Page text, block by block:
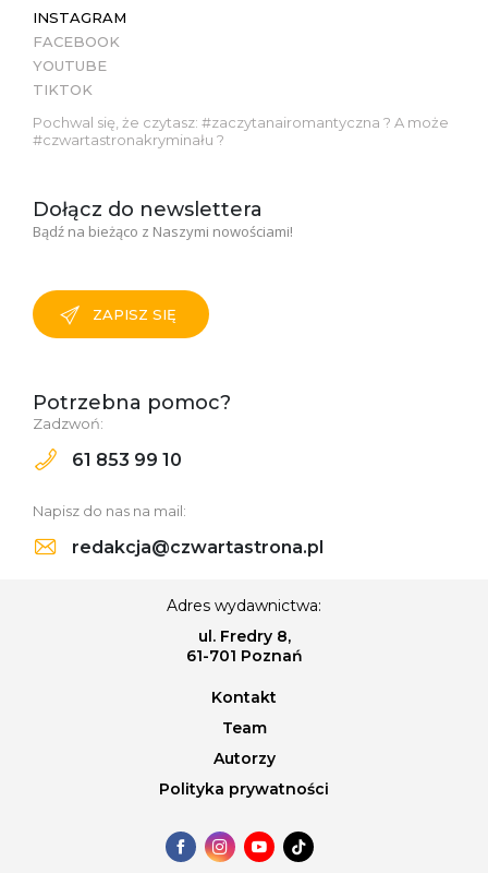
INSTAGRAM
FACEBOOK
YOUTUBE
TIKTOK
Pochwal się, że czytasz: #zaczytanairomantyczna ? A może
#czwartastronakryminału ?
Dołącz do newslettera
Bądź na bieżąco z Naszymi nowościami!
ZAPISZ SIĘ
Potrzebna pomoc?
Zadzwoń:
61 853 99 10
Napisz do nas na mail:
redakcja@czwartastrona.pl
Adres wydawnictwa:
ul. Fredry 8,
61-701 Poznań
Kontakt
Team
Autorzy
Polityka prywatności